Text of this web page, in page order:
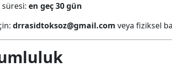
en geç 30 gün
drrasidtoksoz@gmail.com veya fiziksel